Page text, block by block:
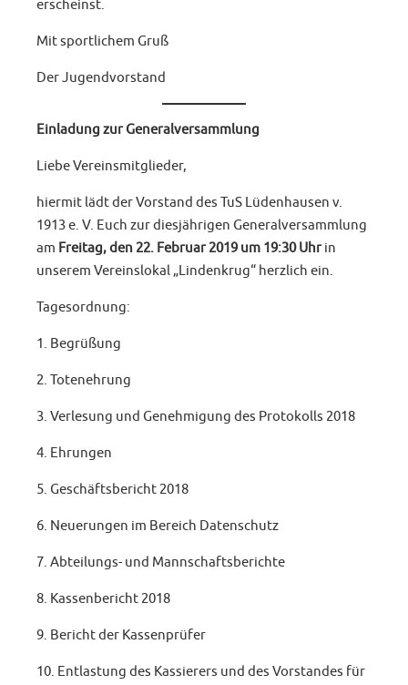
erscheinst.
Mit sportlichem Gruß
Der Jugendvorstand
Einladung zur Generalversammlung
Liebe Vereinsmitglieder,
hiermit lädt der Vorstand des TuS Lüdenhausen v.
1913 e. V. Euch zur diesjährigen Generalversammlung
am Freitag, den 22. Februar 2019 um 19:30 Uhrin
unserem Vereinslokal „Lindenkrug“ herzlich ein.
Tagesordnung:
1. Begrüßung
2. Totenehrung
3. Verlesung und Genehmigung des Protokolls 2018
4. Ehrungen
5. Geschäftsbericht 2018
6. Neuerungen im Bereich Datenschutz
7. Abteilungs- und Mannschaftsberichte
8. Kassenbericht 2018
9. Bericht der Kassenprüfer
10. Entlastung des Kassierers und des Vorstandes für